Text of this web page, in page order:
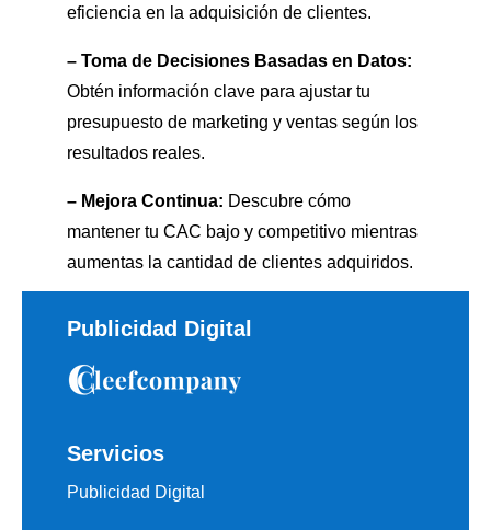
eficiencia en la adquisición de clientes.
– Toma de Decisiones Basadas en Datos:
Obtén información clave para ajustar tu
presupuesto de marketing y ventas según los
resultados reales.
– Mejora Continua: Descubre cómo
mantener tu CAC bajo y competitivo mientras
aumentas la cantidad de clientes adquiridos.
Publicidad Digital
Servicios
Publicidad Digital